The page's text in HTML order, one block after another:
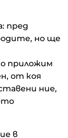
пред
но ще
приложим
от коя
ние,
в